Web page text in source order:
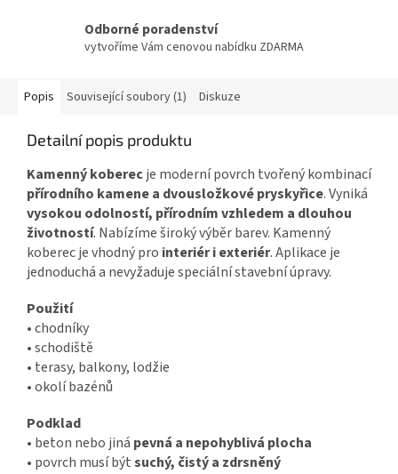
Odborné poradenství
vytvoříme Vám cenovou nabídku ZDARMA
Popis Související soubory (1) Diskuze
Detailní popis produktu
Kamenný koberecje moderní povrch tvořený kombinací
přírodního kamene a dvousložkové pryskyřice. Vyniká
vysokou odolností, přírodním vzhledem a dlouhou
životností. Nabízíme široký výběr barev. Kamenný
koberec je vhodný pro interiér i exteriér.Aplikace je
jednoduchá a nevyžaduje speciální stavební úpravy.
Použití
• chodníky
• schodiště
• terasy, balkony, lodžie
• okolí bazénů
Podklad
• beton nebo jiná pevná a nepohyblivá plocha
• povrch musí býtsuchý, čistý a zdrsněný